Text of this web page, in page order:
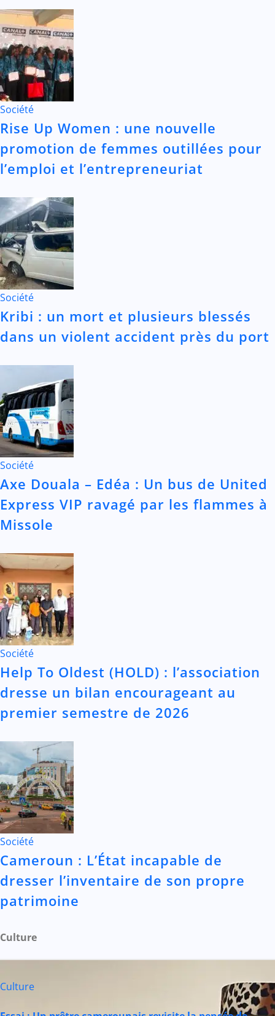
Société
Rise Up Women : une nouvelle
promotion de femmes outillées pour
l’emploi et l’entrepreneuriat
Société
Kribi : un mort et plusieurs blessés
dans un violent accident près du port
Société
Axe Douala – Edéa : Un bus de United
Express VIP ravagé par les flammes à
Missole
Société
Help To Oldest (HOLD) : l’association
dresse un bilan encourageant au
premier semestre de 2026
Société
Cameroun : L’État incapable de
dresser l’inventaire de son propre
patrimoine
Culture
Culture